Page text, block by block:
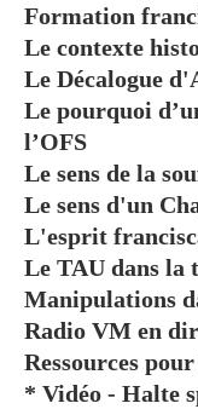
Formation
Le contexte
Le Décalogue
Le pourquoi
l’OFS
Le sens de la
Le sens d'un
L'esprit
Le TAU dans la
Manipulations
Radio VM en
Ressources
* Vidéo - Halte